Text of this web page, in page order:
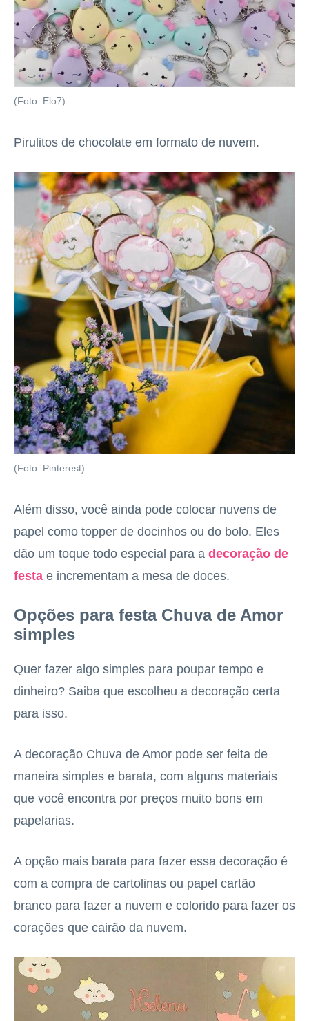
(Foto: Elo7)
Pirulitos de chocolate em formato de nuvem.
(Foto: Pinterest)
Além disso, você ainda pode colocar nuvens de
papel como topper de docinhos ou do bolo. Eles
dão um toque todo especial para a decoração de
festa e incrementam a mesa de doces.
Opções para festa Chuva de Amor
simples
Quer fazer algo simples para poupar tempo e
dinheiro? Saiba que escolheu a decoração certa
para isso.
A decoração Chuva de Amor pode ser feita de
maneira simples e barata, com alguns materiais
que você encontra por preços muito bons em
papelarias.
A opção mais barata para fazer essa decoração é
com a compra de cartolinas ou papel cartão
branco para fazer a nuvem e colorido para fazer os
corações que cairão da nuvem.